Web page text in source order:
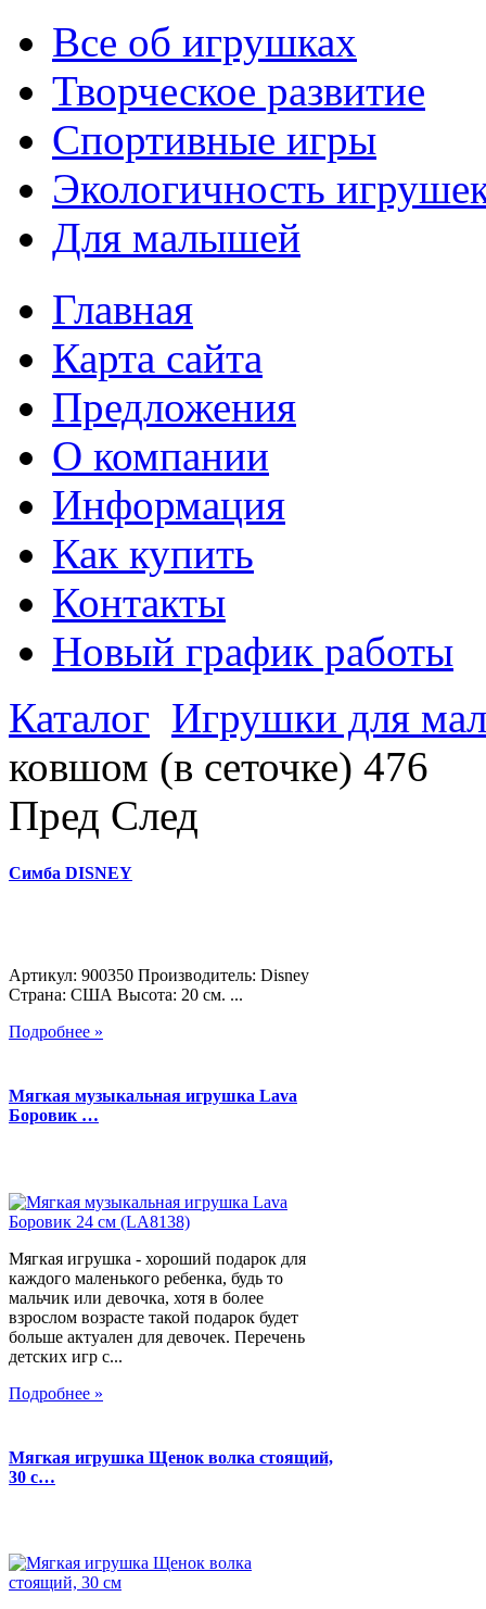
Все об игрушках
Творческое развитие
Спортивные игры
Экологичность
Для малышей
Главная
Карта сайта
Предложения
О компании
Информация
Как купить
Контакты
Новый график работы
Каталог Игрушки для
ковшом (в сеточке) 476
Пред След
Симба DISNEY
Артикул: 900350 Производитель: Disney
Страна: США Высота: 20 см. ...
Подробнее »
Мягкая музыкальная игрушка Lava
Боровик …
Мягкая игрушка - хороший подарок для
каждого маленького ребенка, будь то
мальчик или девочка, хотя в более
взрослом возрасте такой подарок будет
больше актуален для девочек. Перечень
детских игр с...
Подробнее »
Мягкая игрушка Щенок волка стоящий,
30 с…